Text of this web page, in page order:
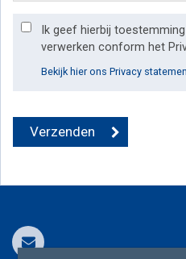
Ik geef hierbij
verwerken conform het
Bekijk hier ons Privacy